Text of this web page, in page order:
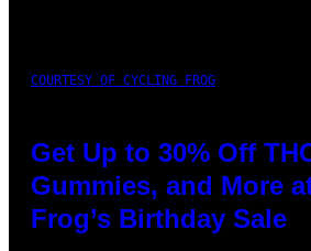
COURTESY OF CYCLING FROG
Get Up to 30% Off
Gummies, and More
Frog’s Birthday Sale